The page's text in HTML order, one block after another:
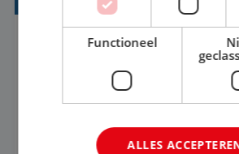
Aalsmeer, Noord-Holland, Nederland
MBO
het nu voor jezelf is, of voor een
Functioneel
ALLES